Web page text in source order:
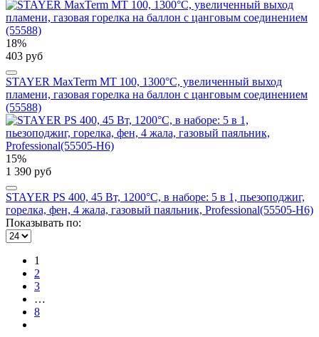
18%
403 руб
STAYER MaxTerm MT 100, 1300°C, увеличенный выход
пламени, газовая горелка на баллон с цанговым соединением
(55588)
15%
1 390 руб
STAYER PS 400, 45 Вт, 1200°С, в наборе: 5 в 1, пьезоподжиг,
горелка, фен, 4 жала, газовый паяльник, Professional(55505-H6)
Показывать по:
1
2
3
…
8